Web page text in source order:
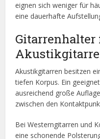
eignen sich weniger für
eine dauerhafte
Gitarrenhalter
Akustikgitarren besitzen
tiefen Korpus. Ein
ausreichend große
zwischen den
Bei Westerngitarren und
eine schonende